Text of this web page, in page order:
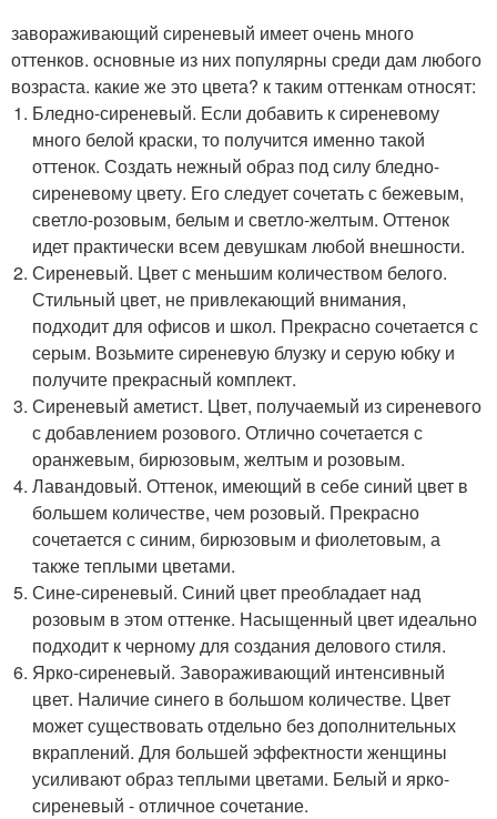
завораживающий сиреневый имеет очень много
оттенков. основные из них популярны среди дам любого
возраста. какие же это цвета? к таким оттенкам относят:
Бледно-сиреневый. Если добавить к сиреневому
много белой краски, то получится именно такой
оттенок. Создать нежный образ под силу бледно-
сиреневому цвету. Его следует сочетать с бежевым,
светло-розовым, белым и светло-желтым. Оттенок
идет практически всем девушкам любой внешности.
Сиреневый. Цвет с меньшим количеством белого.
Стильный цвет, не привлекающий внимания,
подходит для офисов и школ. Прекрасно сочетается с
серым. Возьмите сиреневую блузку и серую юбку и
получите прекрасный комплект.
Сиреневый аметист. Цвет, получаемый из сиреневого
с добавлением розового. Отлично сочетается с
оранжевым, бирюзовым, желтым и розовым.
Лавандовый. Оттенок, имеющий в себе синий цвет в
большем количестве, чем розовый. Прекрасно
сочетается с синим, бирюзовым и фиолетовым, а
также теплыми цветами.
Сине-сиреневый. Синий цвет преобладает над
розовым в этом оттенке. Насыщенный цвет идеально
подходит к черному для создания делового стиля.
Ярко-сиреневый. Завораживающий интенсивный
цвет. Наличие синего в большом количестве. Цвет
может существовать отдельно без дополнительных
вкраплений. Для большей эффектности женщины
усиливают образ теплыми цветами. Белый и ярко-
сиреневый - отличное сочетание.